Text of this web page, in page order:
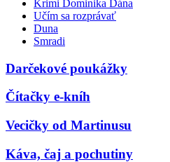
Krimi Dominika Dána
Učím sa rozprávať
Duna
Smradi
Darčekové poukážky
Čítačky e-kníh
Vecičky od Martinusu
Káva, čaj a pochutiny